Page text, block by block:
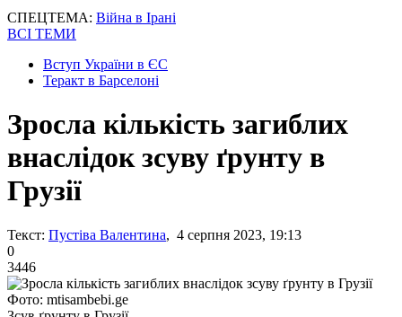
СПЕЦТЕМА: Війна в Ірані
ВСІ ТЕМИ
Вступ України в ЄС
Теракт в Барселоні
Зросла кількість загиблих
внаслідок зсуву ґрунту в
Грузії
Текст: Пустіва Валентина, 4 серпня 2023, 19:13
0
3446
Фото: mtisambebi.ge